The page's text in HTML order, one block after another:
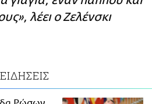
λέει ο Ζελένσκι